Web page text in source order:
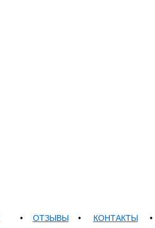
• ОТЗЫВЫ • КОНТАКТЫ •